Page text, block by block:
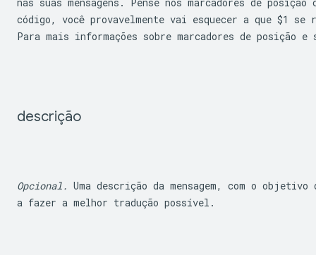
código, você provavelmente vai esquecer a que $1
se
Para mais informações sobre marcadores de
descrição
Opcional. Uma descrição da mensagem, com o
a fazer a melhor tradução possível.